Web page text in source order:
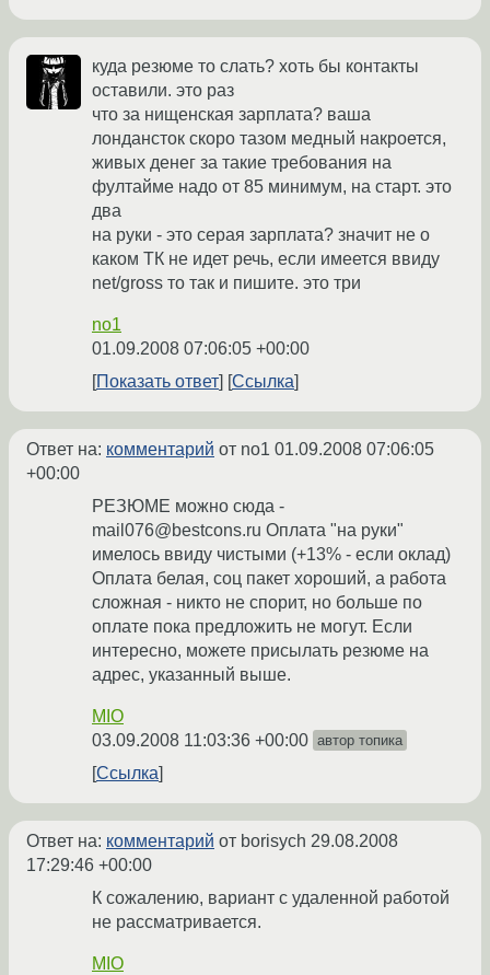
куда резюме то слать? хоть бы контакты
оставили. это раз
что за нищенская зарплата? ваша
лондансток скоро тазом медный накроется,
живых денег за такие требования на
фултайме надо от 85 минимум, на старт. это
два
на руки - это серая зарплата? значит не о
каком ТК не идет речь, если имеется ввиду
net/gross то так и пишите. это три
no1
01.09.2008 07:06:05 +00:00
Показать ответ
Ссылка
Ответ на: комментарий от no1 01.09.2008 07:06:05
+00:00
РЕЗЮМЕ можно сюда -
mail076@bestcons.ru Оплата "на руки"
имелось ввиду чистыми (+13% - если оклад)
Оплата белая, соц пакет хороший, а работа
сложная - никто не спорит, но больше по
оплате пока предложить не могут. Если
интересно, можете присылать резюме на
адрес, указанный выше.
MIO
03.09.2008 11:03:36 +00:00 автор топика
Ссылка
Ответ на: комментарий от borisych 29.08.2008
17:29:46 +00:00
К сожалению, вариант с удаленной работой
не рассматривается.
MIO